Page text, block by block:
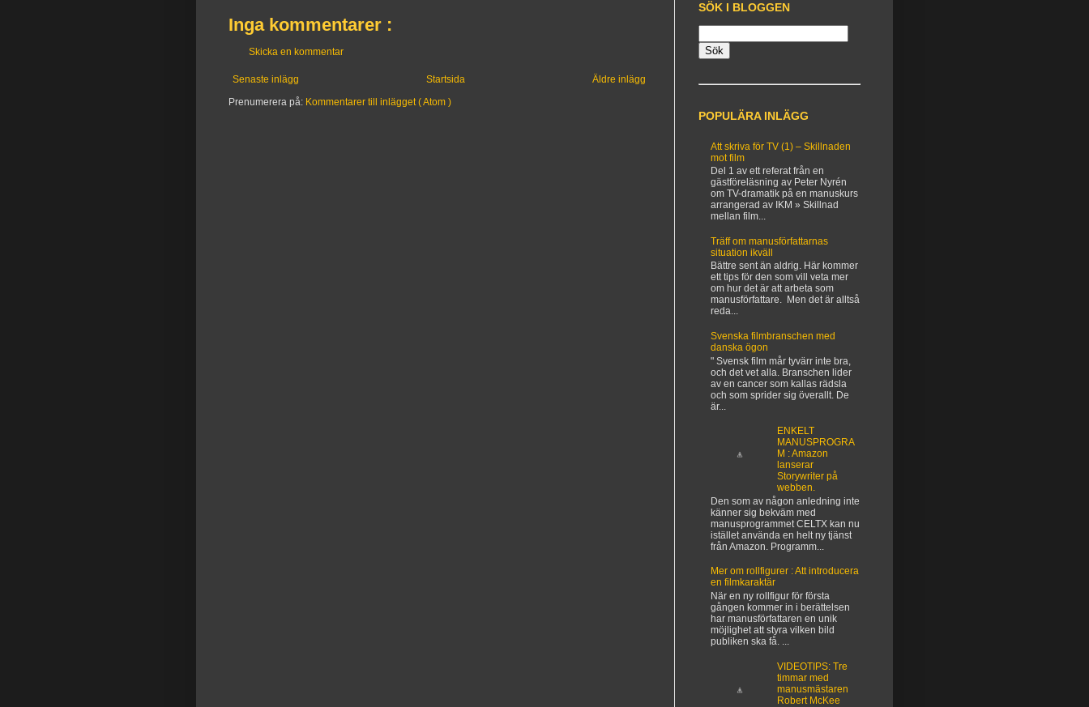
Inga kommentarer :
Skicka en kommentar
Senaste inlägg Äldre inlägg
Startsida
Prenumerera på: Kommentarer till inlägget ( Atom )
SÖK I BLOGGEN
POPULÄRA INLÄGG
Att skriva för TV (1) – Skillnaden
mot film
Del 1 av ett referat från en
gästföreläsning av Peter Nyrén
om TV-dramatik på en manuskurs
arrangerad av IKM » Skillnad
mellan film...
Träff om manusförfattarnas
situation ikväll
Bättre sent än aldrig. Här kommer
ett tips för den som vill veta mer
om hur det är att arbeta som
manusförfattare. Men det är alltså
reda...
Svenska filmbranschen med
danska ögon
" Svensk film mår tyvärr inte bra,
och det vet alla. Branschen lider
av en cancer som kallas rädsla
och som sprider sig överallt. De
är...
ENKELT
MANUSPROGRA
M : Amazon
lanserar
Storywriter på
webben.
Den som av någon anledning inte
känner sig bekväm med
manusprogrammet CELTX kan nu
istället använda en helt ny tjänst
från Amazon. Programm...
Mer om rollfigurer : Att introducera
en filmkaraktär
När en ny rollfigur för första
gången kommer in i berättelsen
har manusförfattaren en unik
möjlighet att styra vilken bild
publiken ska få. ...
VIDEOTIPS: Tre
timmar med
manusmästaren
Robert McKee